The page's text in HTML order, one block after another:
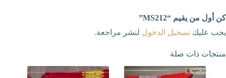
كن أول من يقيم “MS212”
يجب عليك تسجيل الدخول لنشر مراجعة.
منتجات ذات صلة